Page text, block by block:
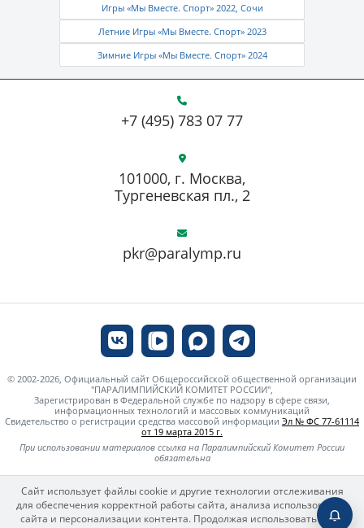
Игры «Мы Вместе. Спорт» 2022, Сочи
Летние Игры «Мы Вместе. Спорт» 2023
Зимние Игры «Мы Вместе. Спорт» 2024
+7 (495) 783 07 77
pkr@paralymp.ru
101000, г. Москва,
Тургеневская пл., 2
© 2002-2026, Официальный сайт Общероссийской общественной организации
"ПАРАЛИМПИЙСКИЙ КОМИТЕТ РОССИИ",
Зарегистрирован в Федеральной службе по надзору в сфере связи,
информационных технологий и массовых коммуникаций
Свидетельство о регистрации средства массовой информации Эл № ФС 77-61114
от 19 марта 2015 г.
При использовании материалов ссылка на Паралимпийский Комитет России
обязательна
Сайт использует файлы cookie и другие технологии отслеживания
для обеспечения корректной работы сайта, анализа использования
сайта и персонализации контента. Продолжая использовать сайт,